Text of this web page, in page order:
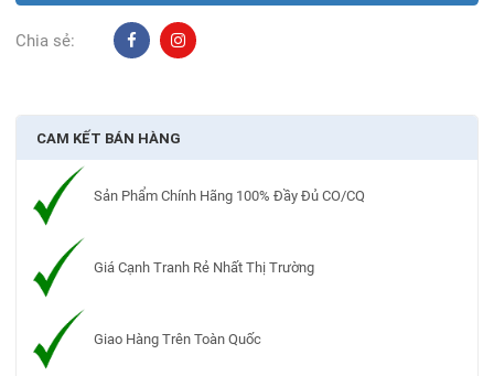
Chia sẻ:
CAM KẾT BÁN HÀNG
Sản Phẩm Chính Hãng 100% Đầy Đủ CO/CQ
Giá Cạnh Tranh Rẻ Nhất Thị Trường
Giao Hàng Trên Toàn Quốc